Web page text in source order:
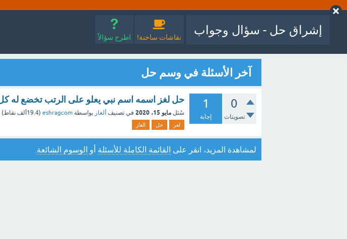
إشراق حل - سؤال وجواب
نقاشات ساخنة! اطرح سؤالاً
آخر الأسئلة في وسم حل
0
تصويتات
1
إجابة
حل لغز اسمه اسم نبي يعلو على الرتب تخضع له
سُئل مايو 15، 2020 في تصنيف ألغاز بواسطة eshragcom
(19.4ألف نقاط)
لغر حل الغاز
لمشاهدة المزيد، انقر على القائمة الكاملة للأسئلة أو الوسوم الشائعة